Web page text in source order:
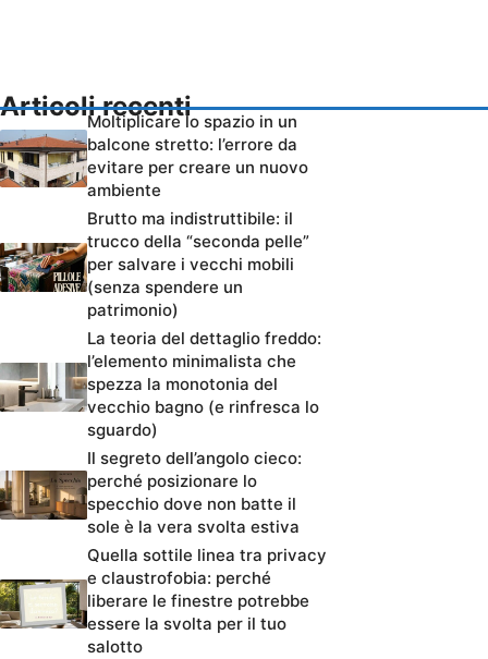
Articoli recenti
Moltiplicare lo spazio in un
balcone stretto: l’errore da
evitare per creare un nuovo
ambiente
Brutto ma indistruttibile: il
trucco della “seconda pelle”
per salvare i vecchi mobili
(senza spendere un
patrimonio)
La teoria del dettaglio freddo:
l’elemento minimalista che
spezza la monotonia del
vecchio bagno (e rinfresca lo
sguardo)
Il segreto dell’angolo cieco:
perché posizionare lo
specchio dove non batte il
sole è la vera svolta estiva
Quella sottile linea tra privacy
e claustrofobia: perché
liberare le finestre potrebbe
essere la svolta per il tuo
salotto